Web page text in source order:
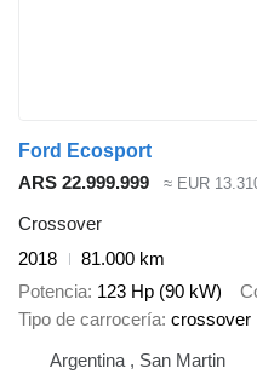
Ford Ecosport
ARS 22.999.999
≈ EUR
Crossover
2018
81.000 km
Potencia 123 Hp (90 kW)
Tipo de carrocería crossover
Argentina , San Martin